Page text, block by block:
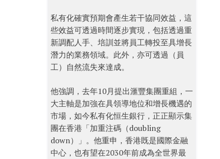
私有化確實預期會產生若干協同效益，這
些效益可透過時間逐步實現，包括透過重
新調配人手、培訓並將員工轉投至具增長
潛力的業務領域。此外，亦可透過（員
工）自然流失來達成。
他強調，去年10月提出滙豐集團重組，一
大主軸是加強在具領導地位和增長機遇的
市場，如今私有化恒生銀行，正正顯示集
團在香港「加重注碼（doubling
down）」。他重申，香港既是國際金融
中心，也有望在2030年前成為全世界最